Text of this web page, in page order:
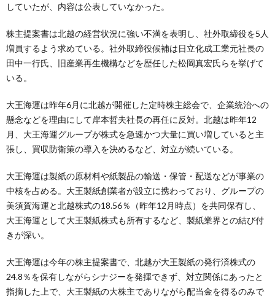
していたが、内容は公表していなかった。
株主提案書は北越の経営状況に強い不満を表明し、社外取締役を5人
増員するよう求めている。社外取締役候補は日立化成工業元社長の
田中一行氏、旧産業再生機構などを歴任した松岡真宏氏らを挙げて
いる。
大王海運は昨年6月に北越が開催した定時株主総会で、企業統治への
懸念などを理由にして岸本哲夫社長の再任に反対。北越は昨年12
月、大王海運グループが株式を急速かつ大量に買い増していると主
張し、買収防衛策の導入を決めるなど、対立が続いている。
大王海運は製紙の原材料や紙製品の輸送・保管・配送などが事業の
中核を占める。大王製紙創業者が設立に携わっており、グループの
美須賀海運と北越株式の18.56％（昨年12月時点）を共同保有し、
大王海運として大王製紙株式も所有するなど、製紙業界との結び付
きが深い。
大王海運は今年の株主提案書で、北越が大王製紙の発行済株式の
24.8％を保有しながらシナジーを発揮できず、対立関係にあったと
指摘した上で、大王製紙の大株主でありながら配当金を得るのみで